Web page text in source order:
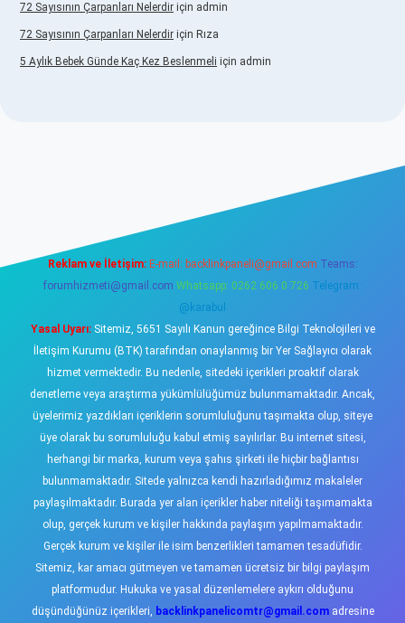
72 Sayısının Çarpanları Nelerdir için admin
72 Sayısının Çarpanları Nelerdir için Rıza
5 Aylık Bebek Günde Kaç Kez Beslenmeli için admin
Reklam ve İletişim: E-mail: backlinkpaneli@gmail.com Teams:
forumhizmeti@gmail.com Whatsapp: 0262 606 0 726 Telegram:
@karabul
Yasal Uyarı:Sitemiz, 5651 Sayılı Kanun gereğince Bilgi Teknolojileri ve
İletişim Kurumu (BTK) tarafından onaylanmış bir Yer Sağlayıcı olarak
hizmet vermektedir. Bu nedenle, sitedeki içerikleri proaktif olarak
denetleme veya araştırma yükümlülüğümüz bulunmamaktadır. Ancak,
üyelerimiz yazdıkları içeriklerin sorumluluğunu taşımakta olup, siteye
üye olarak bu sorumluluğu kabul etmiş sayılırlar. Bu internet sitesi,
herhangi bir marka, kurum veya şahıs şirketi ile hiçbir bağlantısı
bulunmamaktadır. Sitede yalnızca kendi hazırladığımız makaleler
paylaşılmaktadır. Burada yer alan içerikler haber niteliği taşımamakta
olup, gerçek kurum ve kişiler hakkında paylaşım yapılmamaktadır.
Gerçek kurum ve kişiler ile isim benzerlikleri tamamen tesadüfidir.
Sitemiz, kar amacı gütmeyen ve tamamen ücretsiz bir bilgi paylaşım
platformudur. Hukuka ve yasal düzenlemelere aykırı olduğunu
düşündüğünüz içerikleri, backlinkpanelicomtr@gmail.comadresine